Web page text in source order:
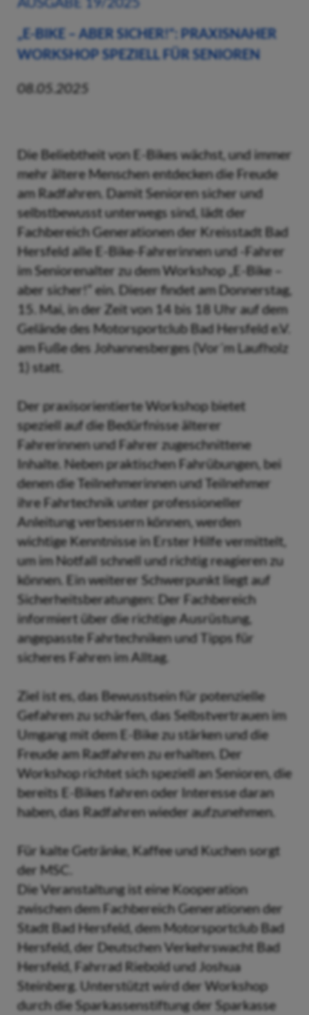
„E-BIKE – ABER SICHER!“: PRAXISNAHER
WORKSHOP SPEZIELL FÜR SENIOREN
08.05.2025
Die Beliebtheit von E-Bikes wächst, und immer
mehr ältere Menschen entdecken die Freude
am Radfahren. Damit Senioren sicher und
selbstbewusst unterwegs sind, lädt der
Fachbereich Generationen der Kreisstadt Bad
Hersfeld alle E-Bike-Fahrerinnen und -Fahrer
im Seniorenalter zu dem Workshop „E-Bike –
aber sicher!“ ein. Dieser findet am Donnerstag,
15. Mai, in der Zeit von 14 bis 18 Uhr auf dem
Gelände des Motorsportclub Bad Hersfeld e.V.
am Fuße des Johannesberges (Vor´m Laufholz
1) statt.
Der praxisorientierte Workshop bietet
speziell auf die Bedürfnisse älterer
Fahrerinnen und Fahrer zugeschnittene
Inhalte. Neben praktischen Fahrübungen, bei
denen die Teilnehmerinnen und Teilnehmer
ihre Fahrtechnik unter professioneller
Anleitung verbessern können, werden
wichtige Kenntnisse in Erster Hilfe vermittelt,
um im Notfall schnell und richtig reagieren zu
können. Ein weiterer Schwerpunkt liegt auf
Sicherheitsberatungen: Der Fachbereich
informiert über die richtige Ausrüstung,
angepasste Fahrtechniken und Tipps für
sicheres Fahren im Alltag.
Ziel ist es, das Bewusstsein für potenzielle
Gefahren zu schärfen, das Selbstvertrauen im
Umgang mit dem E-Bike zu stärken und die
Freude am Radfahren zu erhalten. Der
Workshop richtet sich speziell an Senioren, die
bereits E-Bikes fahren oder Interesse daran
haben, das Radfahren wieder aufzunehmen.
Für kalte Getränke, Kaffee und Kuchen sorgt
der MSC.
Die Veranstaltung ist eine Kooperation
zwischen dem Fachbereich Generationen der
Stadt Bad Hersfeld, dem Motorsportclub Bad
Hersfeld, der Deutschen Verkehrswacht Bad
Hersfeld, Fahrrad Riebold und Joshua
Steinberg. Unterstützt wird der Workshop
durch die Sparkassenstiftung der Sparkasse